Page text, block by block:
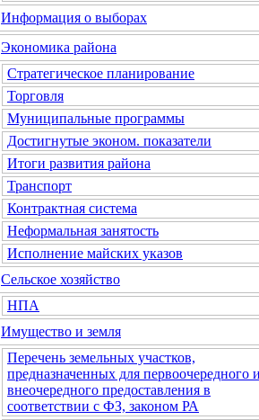
Информация о выборах
Экономика района
Стратегическое планирование
Торговля
Муниципальные программы
Достигнутые эконом. показатели
Итоги развития района
Транспорт
Контрактная система
Неформальная занятость
Исполнение майских указов
Сельское хозяйство
НПА
Имущество и земля
Перечень земельных участков,
предназначенных для первоочередного
внеочередного предоставления в
соответствии с ФЗ, законом РА